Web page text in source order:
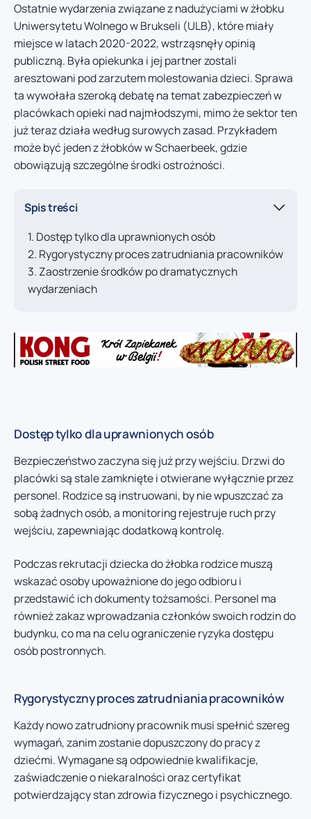
Ostatnie wydarzenia związane z nadużyciami w żłobku
Uniwersytetu Wolnego w Brukseli (ULB), które miały
miejsce w latach 2020-2022, wstrząsnęły opinią
publiczną. Była opiekunka i jej partner zostali
aresztowani pod zarzutem molestowania dzieci. Sprawa
ta wywołała szeroką debatę na temat zabezpieczeń w
placówkach opieki nad najmłodszymi, mimo że sektor ten
już teraz działa według surowych zasad. Przykładem
może być jeden z żłobków w Schaerbeek, gdzie
obowiązują szczególne środki ostrożności.
Spis treści
Dostęp tylko dla uprawnionych osób
Rygorystyczny proces zatrudniania pracowników
Zaostrzenie środków po dramatycznych
wydarzeniach
Dostęp tylko dla uprawnionych osób
Bezpieczeństwo zaczyna się już przy wejściu. Drzwi do
placówki są stale zamknięte i otwierane wyłącznie przez
personel. Rodzice są instruowani, by nie wpuszczać za
sobą żadnych osób, a monitoring rejestruje ruch przy
wejściu, zapewniając dodatkową kontrolę.
Podczas rekrutacji dziecka do żłobka rodzice muszą
wskazać osoby upoważnione do jego odbioru i
przedstawić ich dokumenty tożsamości. Personel ma
również zakaz wprowadzania członków swoich rodzin do
budynku, co ma na celu ograniczenie ryzyka dostępu
osób postronnych.
Rygorystyczny proces zatrudniania pracowników
Każdy nowo zatrudniony pracownik musi spełnić szereg
wymagań, zanim zostanie dopuszczony do pracy z
dziećmi. Wymagane są odpowiednie kwalifikacje,
zaświadczenie o niekaralności oraz certyfikat
potwierdzający stan zdrowia fizycznego i psychicznego.